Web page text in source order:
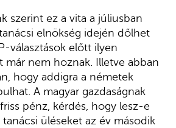
szerint ez a vita a júliusban
elnökség idején dőlhet
választások előtt ilyen
már nem hoznak. Illetve abban
hogy addigra a németek
A magyar gazdaságnak
pénz, kérdés, hogy lesz-e
üléseket az év második